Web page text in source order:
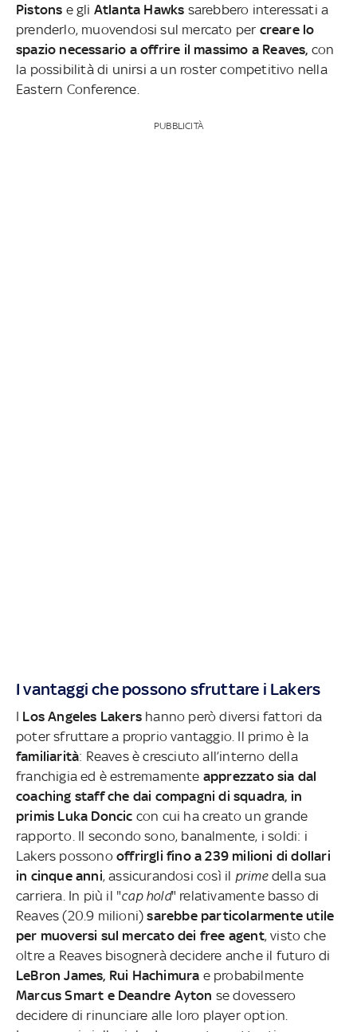
Pistons e gli Atlanta Hawks sarebbero interessati a
prenderlo, muovendosi sul mercato per creare lo
spazio necessario a offrire il massimo a Reaves, con
la possibilità di unirsi a un roster competitivo nella
Eastern Conference.
PUBBLICITÀ
I vantaggi che possono sfruttare i Lakers
I Los Angeles Lakers hanno però diversi fattori da
poter sfruttare a proprio vantaggio. Il primo è la
familiarità: Reaves è cresciuto all’interno della
franchigia ed è estremamente apprezzato sia dal
coaching staff che dai compagni di squadra, in
primis Luka Doncic con cui ha creato un grande
rapporto. Il secondo sono, banalmente, i soldi: i
Lakers possono offrirgli fino a 239 milioni di dollari
in cinque anni, assicurandosi così il primedella sua
carriera. In più il "cap hold" relativamente basso di
Reaves (20.9 milioni)sarebbe particolarmente utile
per muoversi sul mercato dei free agent, visto che
oltre a Reaves bisognerà decidere anche il futuro di
LeBron James, Rui Hachimura e probabilmente
Marcus Smart e Deandre Ayton se dovessero
decidere di rinunciare alle loro player option.